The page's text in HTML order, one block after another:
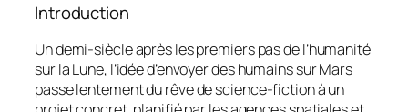
Introduction
Un demi-siècle après les premiers pas de l’humanité
sur la Lune, l’idée d’envoyer des humains sur Mars
passe lentement du rêve de science-fiction à un